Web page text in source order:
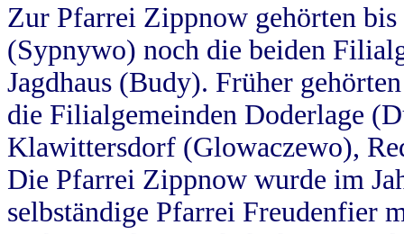
Zur Pfarrei Zippnow gehörten
(Sypnywo) noch die beiden
Jagdhaus (Budy). Früher
die Filialgemeinden Doderlage
Klawittersdorf (Glowaczewo),
Die Pfarrei Zippnow wurde im
selbständige Pfarrei Freudenfier